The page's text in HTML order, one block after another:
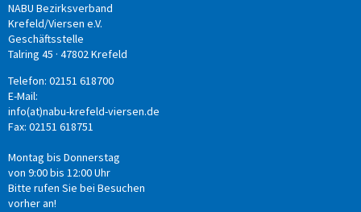
NABU Bezirksverband
Krefeld/Viersen e.V.
Geschäftsstelle
Talring 45 · 47802 Krefeld
Telefon: 02151 618700
E-Mail:
info(at)nabu-krefeld-viersen.de
Fax: 02151 618751
Montag bis Donnerstag
von 9:00 bis 12:00 Uhr
Bitte rufen Sie bei Besuchen
vorher an!